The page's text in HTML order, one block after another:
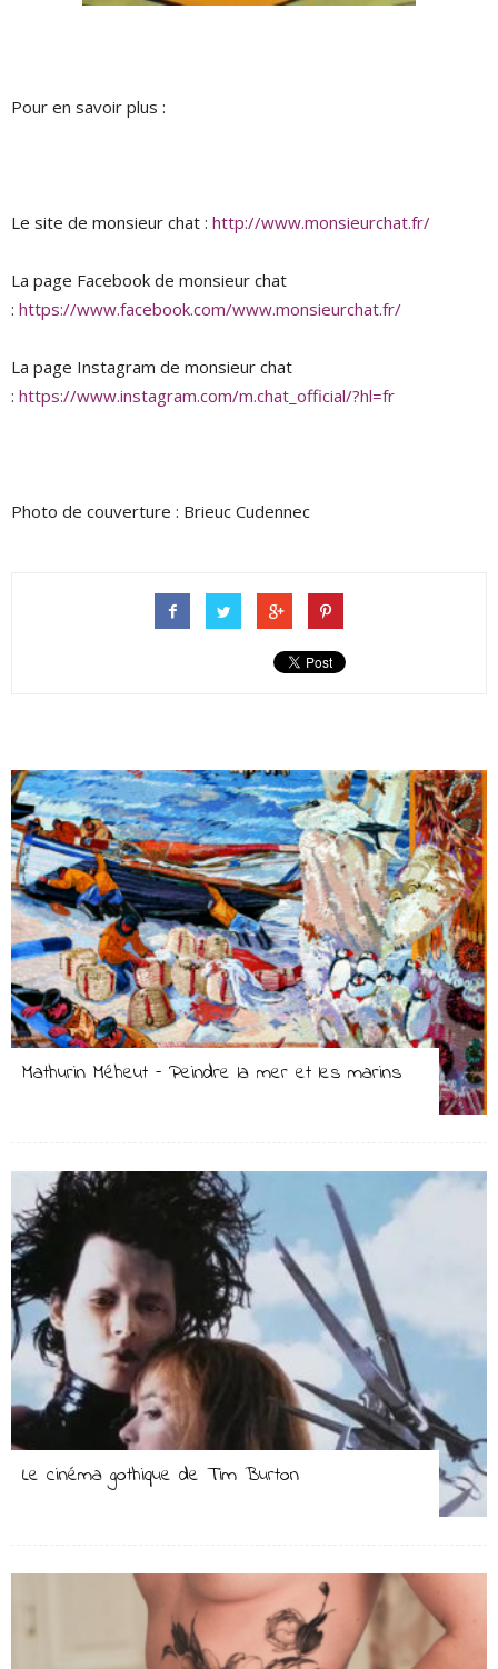
Pour en savoir plus :
Le site de monsieur chat : http://www.monsieurchat.fr/
La page Facebook de monsieur chat
: https://www.facebook.com/www.monsieurchat.fr/
La page Instagram de monsieur chat
: https://www.instagram.com/m.chat_official/?hl=fr
Photo de couverture : Brieuc Cudennec
Mathurin Méheut – Peindre la mer et les marins
Le cinéma gothique de Tim Burton